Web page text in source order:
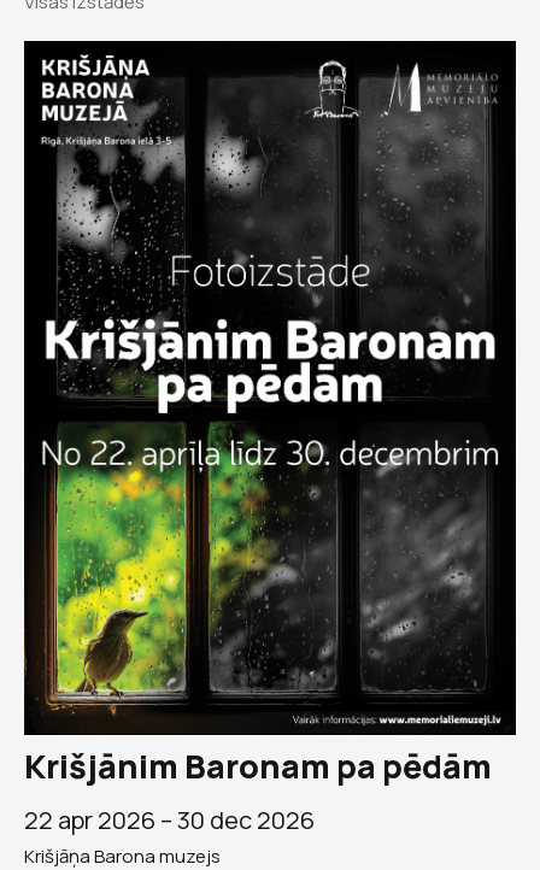
Krišjānim Baronam pa pēdām
22 apr 2026 –30 dec 2026
Krišjāņa Barona muzejs